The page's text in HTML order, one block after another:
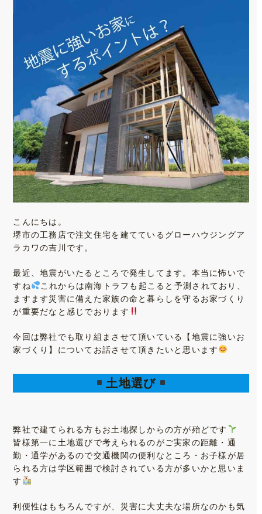
こんにちは。
堺市の工務店で注文住宅を建てているグローハウジングア
ラカワの吉川です。
最近、地震がいたるところで発生してます。本当に怖いで
すね
これからは南海トラフも起こると予測されており、
ますます災害に備えた家族の命と暮らしを守るお家づくり
が重要だなと感じでおります
今回は弊社でも取り組まさせて頂いている【地震に強いお
家づくり】についてお話させて頂きたいと思います
土地選び
弊社で建てられる方もお土地探しからの方が殆どです
皆様第一に土地選びで考えられるのがご実家の距離・通
勤・通学があるので交通機関の便利なところ・お子様が居
られる方は学区範囲で検討されている方が多いかと思いま
す
利便性はもちろんですが、災害に大丈夫な場所なのかも気